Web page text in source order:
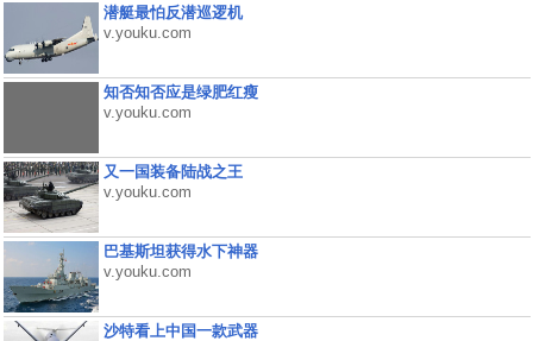
潜艇最怕反潜巡逻机
v.youku.com
知否知否应是绿肥红瘦
v.youku.com
又一国装备陆战之王
v.youku.com
巴基斯坦获得水下神器
v.youku.com
沙特看上中国一款武器